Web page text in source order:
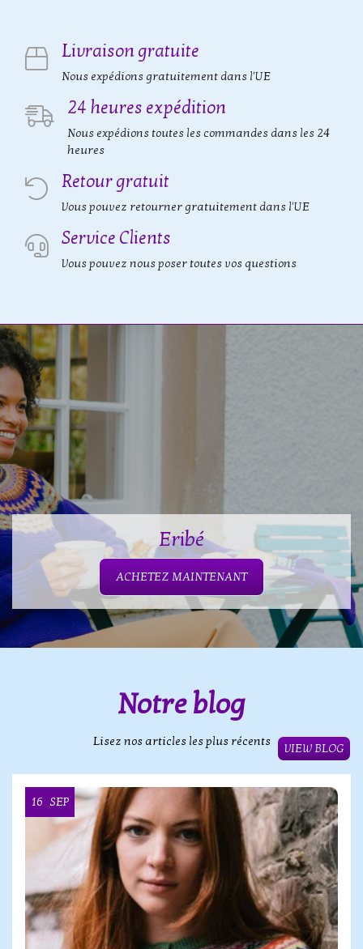
Livraison gratuite
Nous expédions gratuitement dans l'UE
24 heures expédition
Nous expédions toutes les commandes dans les 24
heures
Retour gratuit
Vous pouvez retourner gratuitement dans l'UE
Service Clients
Vous pouvez nous poser toutes vos questions
Eribé
ACHETEZ MAINTENANT
Notre blog
Lisez nos articles les plus récents
VIEW BLOG
16 SEP